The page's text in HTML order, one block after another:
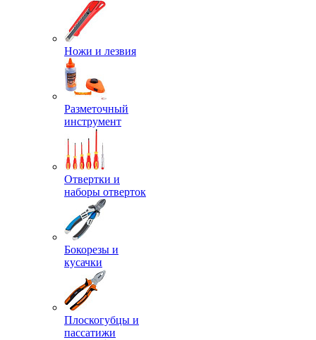
Ножи и лезвия
Разметочный
инструмент
Отвертки и
наборы отверток
Бокорезы и
кусачки
Плоскогубцы и
пассатижи